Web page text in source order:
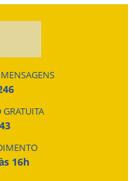
16h